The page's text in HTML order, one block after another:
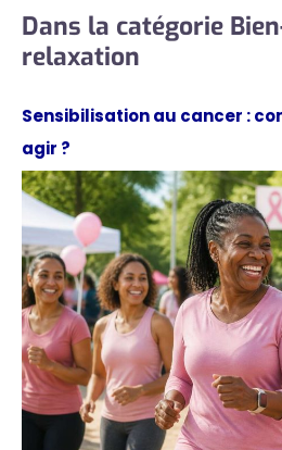
Dans la catégorie
relaxation
Sensibilisation au cancer :
agir ?